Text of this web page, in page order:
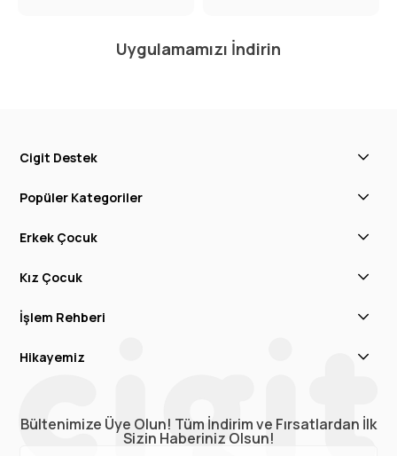
Uygulamamızı İndirin
Cigit Destek
Popüler Kategoriler
Erkek Çocuk
Kız Çocuk
İşlem Rehberi
Hikayemiz
Bültenimize Üye Olun! Tüm İndirim ve Fırsatlardan İlk
Sizin Haberiniz Olsun!